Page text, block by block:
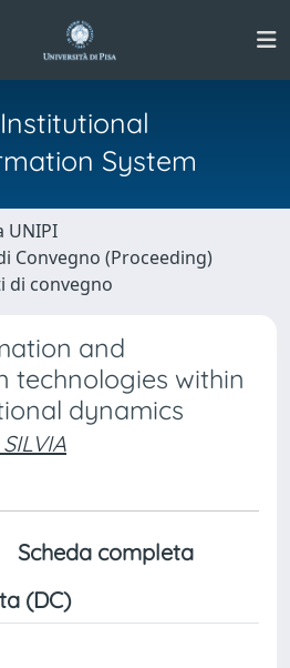
Institutional
System
UNIPI
Convegno (Proceeding)
di convegno
and
technologies within
dynamics
Scheda completa
(DC)